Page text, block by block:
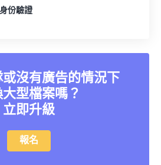
份驗證
沒有廣告的情況下
型檔案嗎？
立即升級
報名